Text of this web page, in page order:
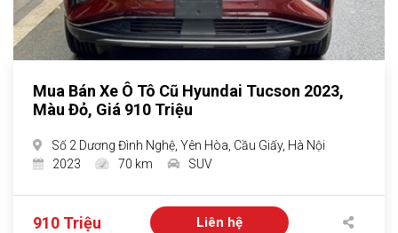
Mua Bán Xe Ô Tô Cũ Hyundai Tucson 2023,
Màu Đỏ, Giá 910 Triệu
Số 2 Dương Đình Nghệ, Yên Hòa, Cầu Giấy, Hà Nội
2023
70 km SUV
910 Triệu Liên hệ